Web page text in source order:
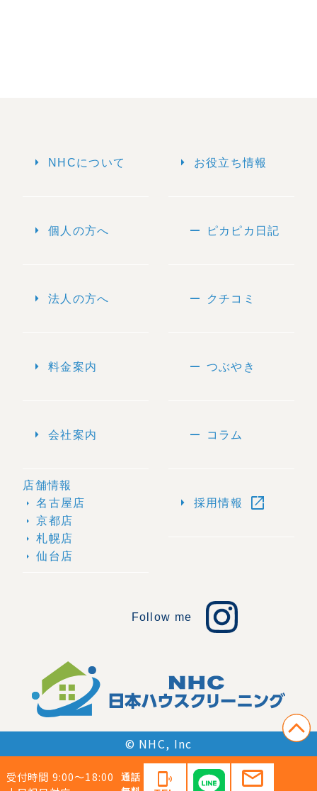
受付時間 9:00〜18:00
通話
phonelink_ring mail
arrow_right NHCについて
arrow_right 個人の方へ
arrow_right 法人の方へ
arrow_right 料金案内
arrow_right 会社案内
店舗情報
arrow_right 名古屋店
arrow_right 京都店
arrow_right 札幌店
arrow_right 仙台店
arrow_right お役立ち情報
remove ピカピカ日記
remove クチコミ
remove つぶやき
remove コラム
arrow_right 採用情報 open_in_new
Follow me
© NHC, Inc